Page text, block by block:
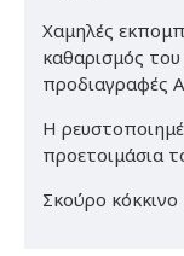
Χαμηλές
καθαρισμός του
προδιαγραφές
Η
προετοιμάσια
Σκούρο